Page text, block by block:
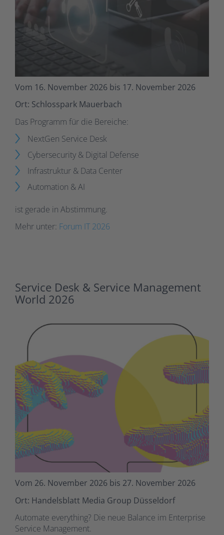
Vom 16. November 2026 bis 17. November 2026
Ort: Schlosspark Mauerbach
Das Programm für die Bereiche:
NextGen Service Desk
Cybersecurity & Digital Defense
Infrastruktur & Data Center
Automation & AI
ist gerade in Abstimmung.
Mehr unter: Forum IT 2026
Service Desk & Service Management
World 2026
Vom 26. November 2026 bis 27. November 2026
Ort: Handelsblatt Media Group Düsseldorf
Automate everything? Die neue Balance im Enterprise
Service Management.